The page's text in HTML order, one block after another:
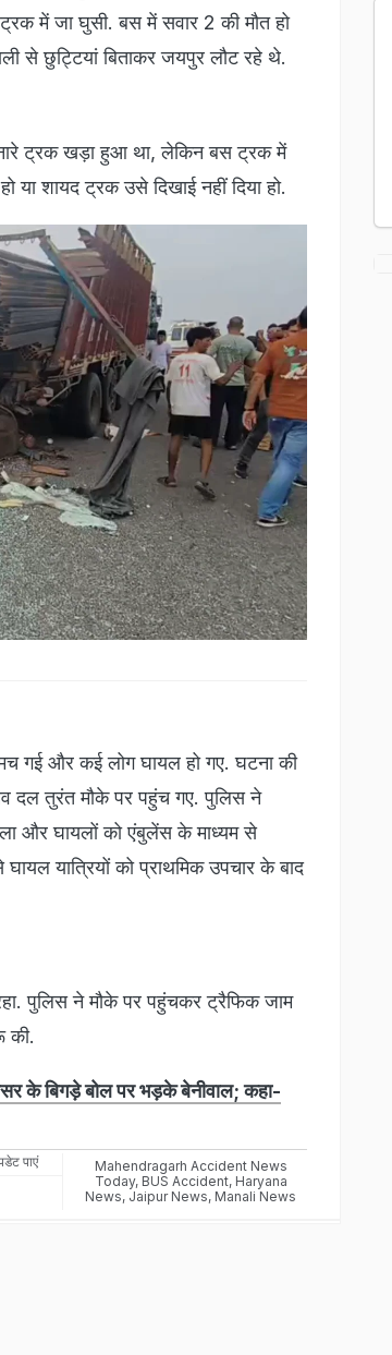
में जा घुसी. बस में सवार 2 की मौत हो
से छुट्टियां बिताकर जयपुर लौट रहे थे.
ट्रक खड़ा हुआ था, लेकिन बस ट्रक में
शायद ट्रक उसे दिखाई नहीं दिया हो.
गई और कई लोग घायल हो गए. घटना की
दल तुरंत मौके पर पहुंच गए. पुलिस ने
और घायलों को एंबुलेंस के माध्यम से
यात्रियों को प्राथमिक उपचार के बाद
पुलिस ने मौके पर पहुंचकर ट्रैफिक जाम
की.
के बिगड़े बोल पर भड़के बेनीवाल; कहा-
पाएं
Mahendragarh Accident News
Today, BUS Accident, Haryana
News, Jaipur News, Manali News